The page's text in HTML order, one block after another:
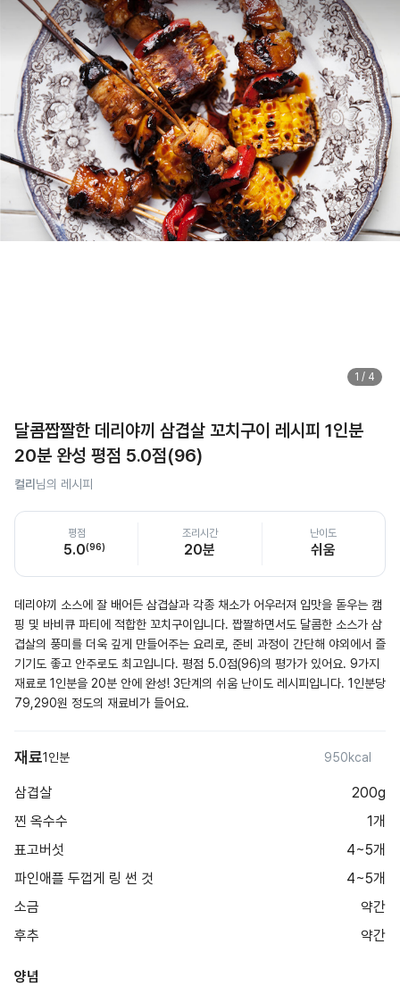
1 / 4
달콤짭짤한 데리야끼 삼겹살 꼬치구이 레시피 1인분
20분 완성 평점 5.0점(96)
컬리 님의 레시피
평점
5.0(96)
조리시간
20분
난이도
쉬움
데리야끼 소스에 잘 배어든 삼겹살과 각종 채소가 어우러져 입맛을 돋우는 캠
핑 및 바비큐 파티에 적합한 꼬치구이입니다. 짭짤하면서도 달콤한 소스가 삼
겹살의 풍미를 더욱 깊게 만들어주는 요리로, 준비 과정이 간단해 야외에서 즐
기기도 좋고 안주로도 최고입니다. 평점 5.0점(96)의 평가가 있어요. 9가지
재료로 1인분을 20분 안에 완성! 3단계의 쉬움 난이도 레시피입니다. 1인분당
79,290원 정도의 재료비가 들어요.
재료1인분 950kcal
삼겹살
200g
찐 옥수수
1개
표고버섯
4~5개
파인애플 두껍게 링 썬 것
4~5개
소금
약간
후추
약간
양념